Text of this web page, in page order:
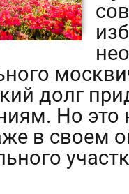
долг
Но это
в своем